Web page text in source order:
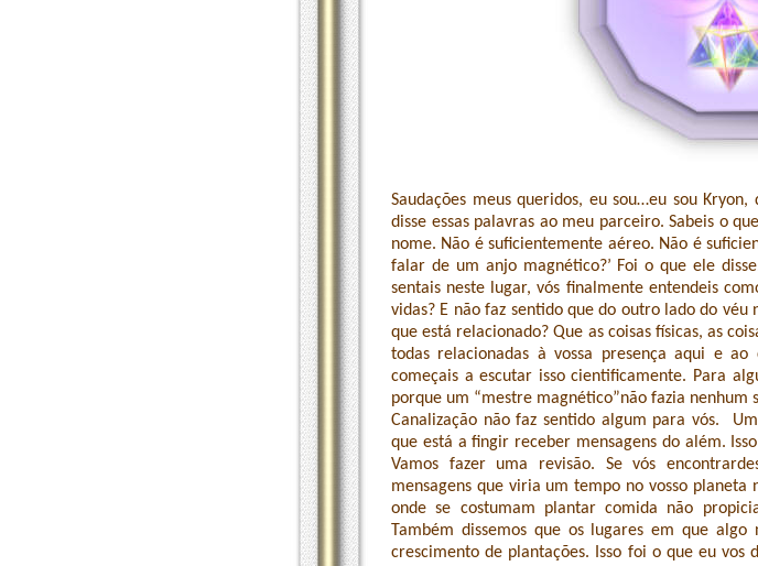
Saudações meus queridos, eu sou…eu sou
disse essas palavras ao meu parceiro. Sabeis o
nome. Não é suficientemente aéreo. Não é
falar de um anjo magnético?’ Foi o que ele
sentais neste lugar, vós finalmente entendeis
vidas? E não faz sentido que do outro lado do véu
que está relacionado? Que as coisas físicas, as
todas relacionadas à vossa presença aqui e
começais a escutar isso cientificamente. Para
porque um “mestre magnético”não fazia nenhum
Canalização não faz sentido algum para vós.
que está a fingir receber mensagens do além.
Vamos fazer uma revisão. Se vós
mensagens que viria um tempo no vosso
onde se costumam plantar comida não
Também dissemos que os lugares em que
crescimento de plantações. Isso foi o que eu vos